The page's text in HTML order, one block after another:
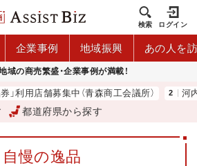
検索 ログイン
企業事例 地域振興 あの人を
域の商売繁盛・企業事例が満載！
利用店舗募集中（青森商工会議所） 河内
都道府県から探す
自慢の逸品